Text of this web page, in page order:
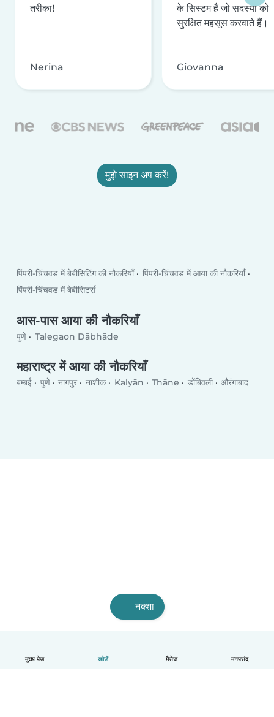
मुख्य पेज खोजें मैसेज मनपसंद
तरीका!
Nerina
के सिस्टम हैं जो सदस्यों को
सुरक्षित महसूस करवाते हैं।
Giovanna
मुझे साइन अप करें!
पिंपरी-चिंचवड में बेबीसिटिंग की नौकरियाँ
पिंपरी-चिंचवड में आया की नौकरियाँ
पिंपरी-चिंचवड में बेबीसिटर्स
आस-पास आया की नौकरियाँ
पुणे Talegaon Dābhāde
महाराष्ट्र में आया की नौकरियाँ
बम्बई पुणे नागपुर नाशीक Kalyān Thāne डोंबिवली औरंगाबाद
नक्शा